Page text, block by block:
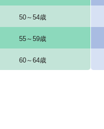
50～54歳
55～59歳
60～64歳